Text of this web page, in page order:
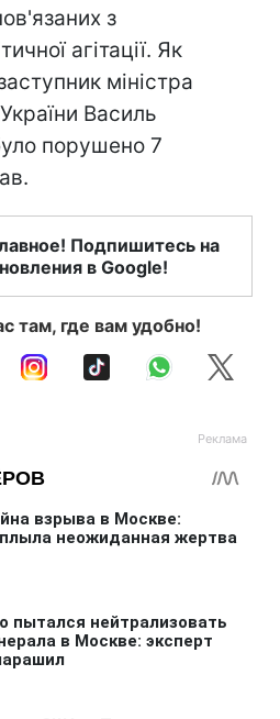
з
агітації. Як
міністра
Василь
порушено 7
Подпишитесь на
в Google!
там, где вам удобно!